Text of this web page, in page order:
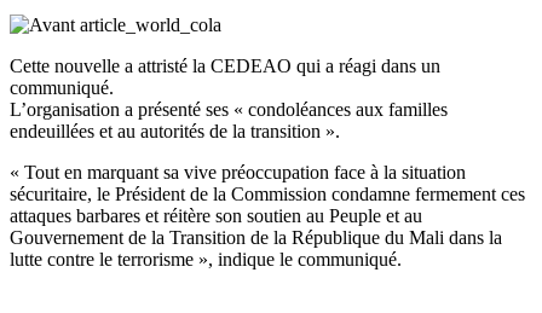
Cette nouvelle a attristé la CEDEAO qui a réagi dans un
communiqué.
L’organisation a présenté ses « condoléances aux familles
endeuillées et au autorités de la transition ».
« Tout en marquant sa vive préoccupation face à la situation
sécuritaire, le Président de la Commission condamne fermement ces
attaques barbares et réitère son soutien au Peuple et au
Gouvernement de la Transition de la République du Mali dans la
lutte contre le terrorisme », indique le communiqué.